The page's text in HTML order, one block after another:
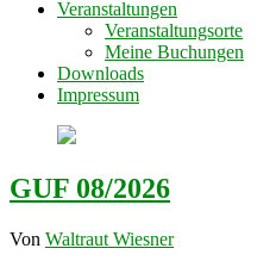
Veranstaltungen
Veranstaltungsorte
Meine Buchungen
Downloads
Impressum
GUF 08/2026
Von Waltraut Wiesner